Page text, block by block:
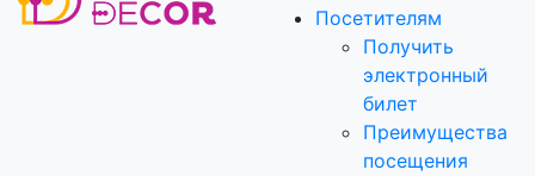
Посетителям
Получить
электронный
билет
Преимущества
посещения